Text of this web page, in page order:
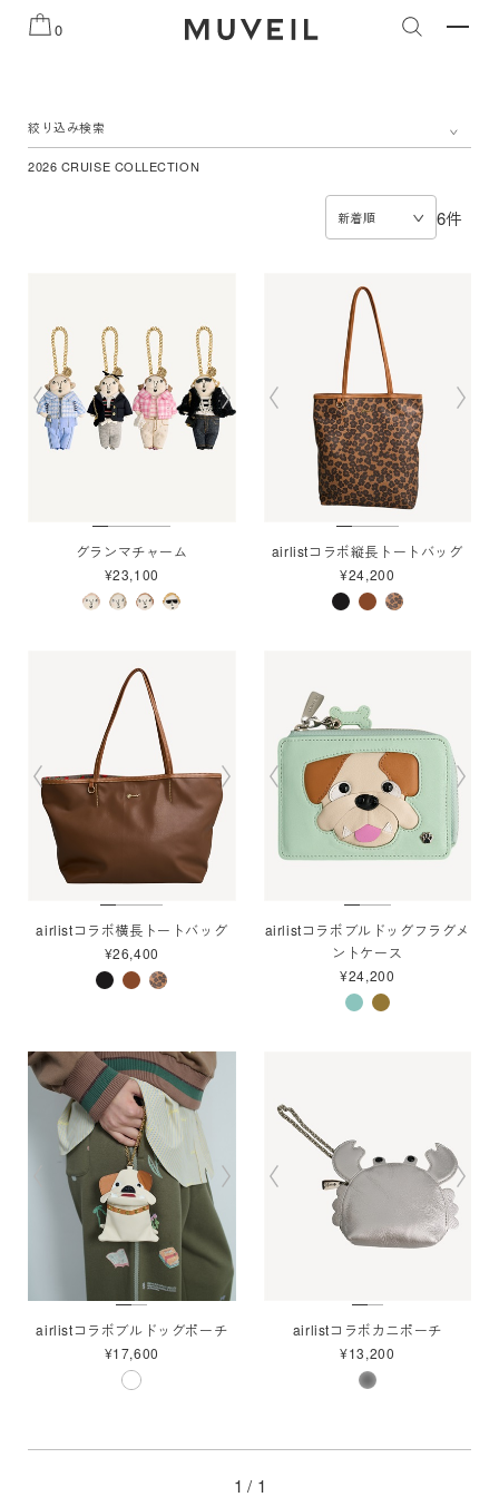
らせ 2026 AUTUMN WINTER COLLECTION 2026
0
絞り込み検索
2026 CRUISE COLLECTION
6件
新着順
グランマチャーム
¥23,100
airlistコラボ縦長トートバッグ
¥24,200
airlistコラボ横長トートバッグ
¥26,400
airlistコラボブルドッグフラグメ
ントケース
¥24,200
airlistコラボブルドッグポーチ
¥17,600
airlistコラボカニポーチ
¥13,200
1 / 1